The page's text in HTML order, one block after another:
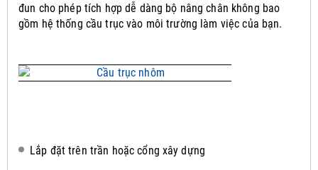
đun cho phép tích hợp dễ dàng bộ nâng chân không bao
gồm hệ thống cầu trục vào môi trường làm việc của bạn.
Lắp đặt trên trần hoặc cổng xây dựng